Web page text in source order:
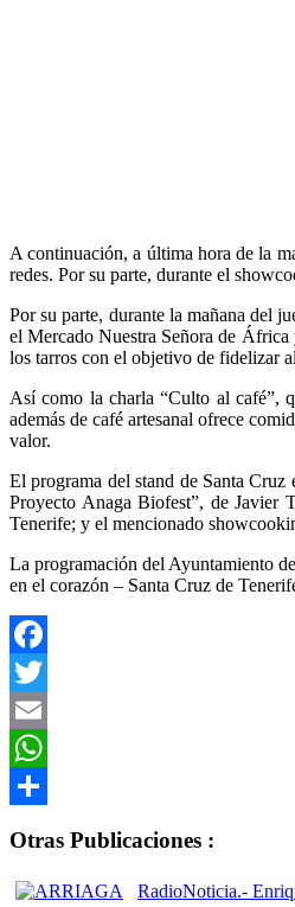
A continuación, a última hora de la
redes. Por su parte, durante el
Por su parte, durante la mañana del
el Mercado Nuestra Señora de África
los tarros con el objetivo de fidelizar
Así como la charla “Culto al café”,
además de café artesanal ofrece
valor.
El programa del stand de Santa
Proyecto Anaga Biofest”, de Javier
Tenerife; y el mencionado
La programación del Ayuntamiento
en el corazón – Santa Cruz de
Facebook
Twitter
Email
WhatsApp
Otras Publicaciones :
RadioNoticia.-